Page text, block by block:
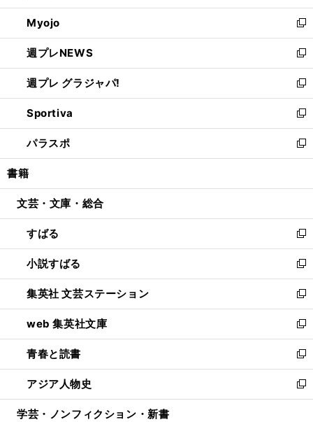
開
く
ウ
で
開
く
ン
ド
ウ
で
開
く
ウ
ィ
ン
ド
ウ
で
開
く
Myojo
新
し
い
ウ
ィ
ン
ド
ウ
で
開
週プレNEWS
新
し
い
ウ
ィ
ン
ド
ウ
開
週プレ グラジャパ!
新
し
い
ウ
ィ
ン
ウ
開
く
Sportiva
新
し
い
ウ
ン
ウ
で
開
く
パラスポ
新
し
ウ
ン
ド
ウ
で
開
く
書籍
文芸・文庫・総合
すばる
新
し
い
ウ
ィ
ン
ド
ウ
で
開
く
小説すばる
新
し
い
ウ
ィ
ン
ド
ウ
で
開
集英社 文芸ステーション
新
し
い
ウ
ィ
ン
ド
ウ
web 集英社文庫
新
し
い
ウ
ィ
ン
青春と読書
新
し
い
ウ
アジア人物史
新
し
学芸・ノンフィクション・新書